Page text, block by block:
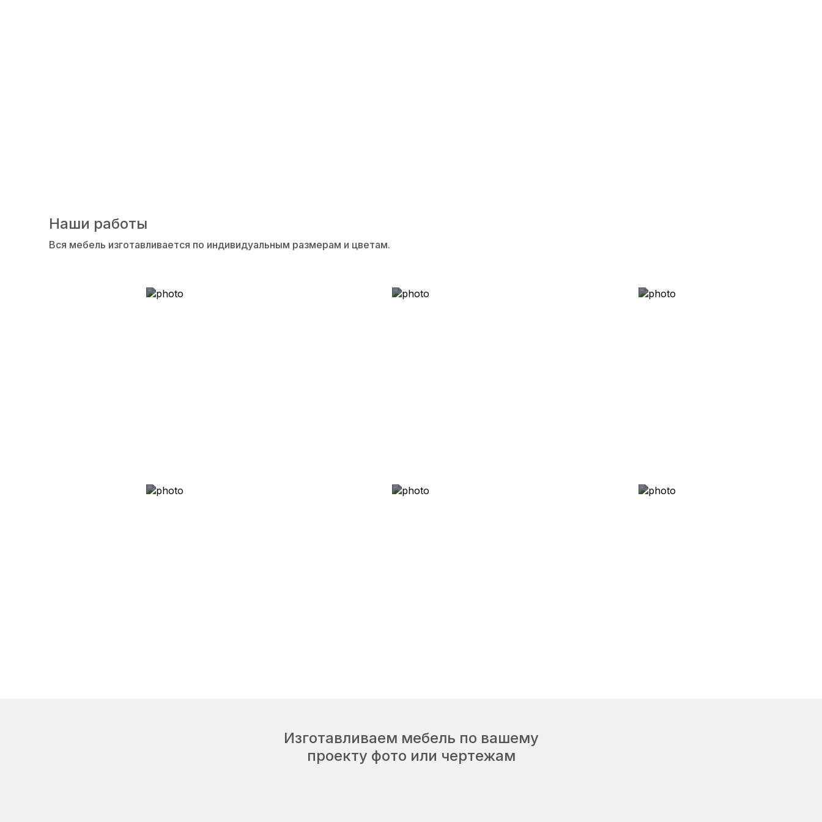
Наши работы
Вся мебель изготавливается по индивидуальным размерам и цветам.
Изготавливаем мебель по вашему
проекту фото или чертежам